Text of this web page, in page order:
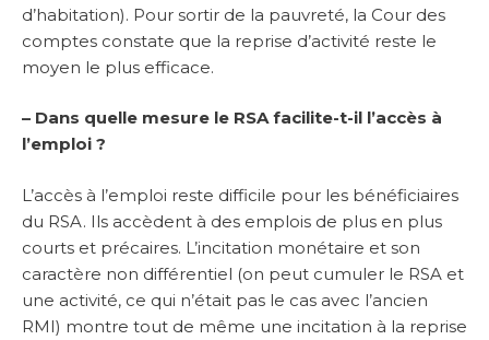
d’habitation). Pour sortir de la pauvreté, la Cour des
comptes constate que la reprise d’activité reste le
moyen le plus efficace.
– Dans quelle mesure le RSA facilite-t-il l’accès à
l’emploi ?
L’accès à l’emploi reste difficile pour les bénéficiaires
du RSA. Ils accèdent à des emplois de plus en plus
courts et précaires. L’incitation monétaire et son
caractère non différentiel (on peut cumuler le RSA et
une activité, ce qui n’était pas le cas avec l’ancien
RMI) montre tout de même une incitation à la reprise